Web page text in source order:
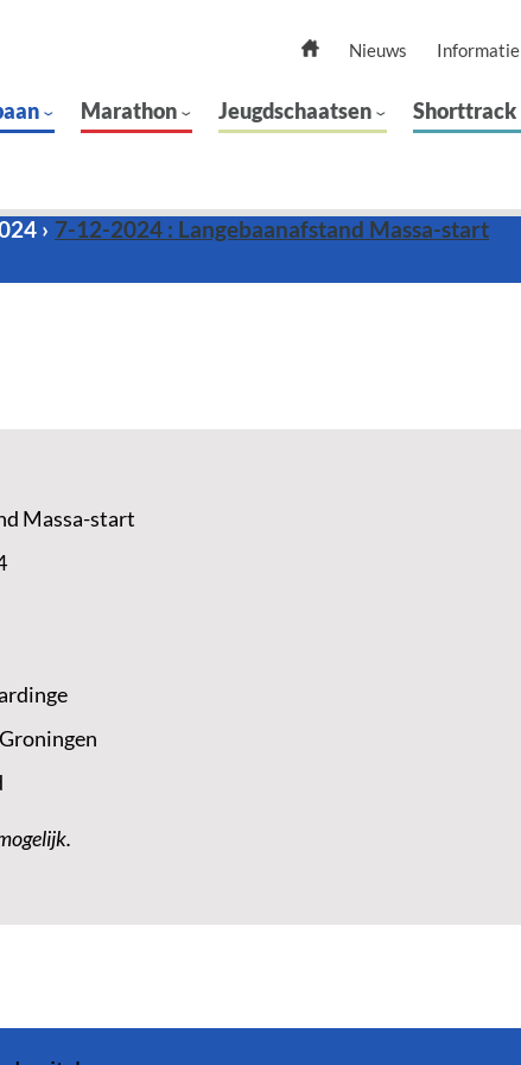
Nieuws Informatie
Marathon Jeugdschaatsen Shorttrack
7-12-2024 : Langebaanafstand Massa-start
Massa-start